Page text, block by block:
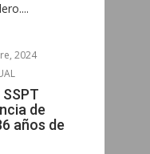
2024
de
años de